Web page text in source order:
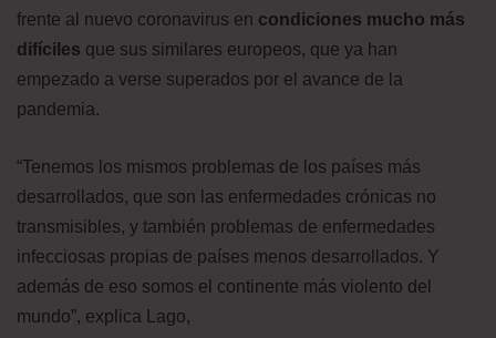
frente al nuevo coronavirus en condiciones mucho más
difíciles que sus similares europeos, que ya han
empezado a verse superados por el avance de la
pandemia.
“Tenemos los mismos problemas de los países más
desarrollados, que son las enfermedades crónicas no
transmisibles, y también problemas de enfermedades
infecciosas propias de países menos desarrollados. Y
además de eso somos el continente más violento del
mundo”, explica Lago,